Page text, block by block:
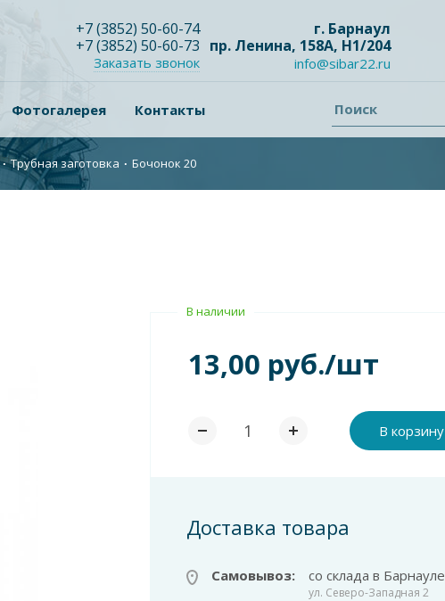
+7(3852) 50-60-74
+7(3852) 50-60-73
Заказать звонок
г. Барнаул
пр. Ленина, 158А, Н1/204
info@sibar22.ru
Фотогалерея Контакты Поиск
∙Трубная заготовка ∙ Бочонок 20
В наличии
13,00 руб./шт
В корзину
Доставка товара
Самовывоз: со склада в Барнауле
ул. Северо-Западная 2